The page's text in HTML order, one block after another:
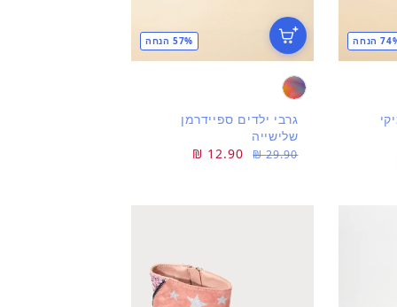
הנחה 57% הנחה
גרבי ילדים ספיידרמן
שלישייה
מחיר
29.90 ₪
מחיר
12.90 ₪